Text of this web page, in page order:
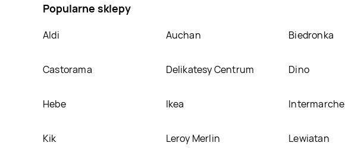
Popularne sklepy
Aldi Auchan Biedronka
Castorama Delikatesy Centrum Dino
Hebe Ikea Intermarche
Kik Leroy Merlin Lewiatan